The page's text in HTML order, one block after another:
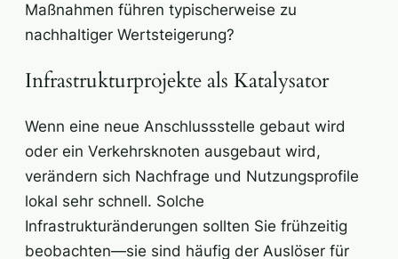
Maßnahmen führen typischerweise zu
nachhaltiger Wertsteigerung?
Infrastrukturprojekte als Katalysator
Wenn eine neue Anschlussstelle gebaut wird
oder ein Verkehrsknoten ausgebaut wird,
verändern sich Nachfrage und Nutzungsprofile
lokal sehr schnell. Solche
Infrastrukturänderungen sollten Sie frühzeitig
beobachten—sie sind häufig der Auslöser für